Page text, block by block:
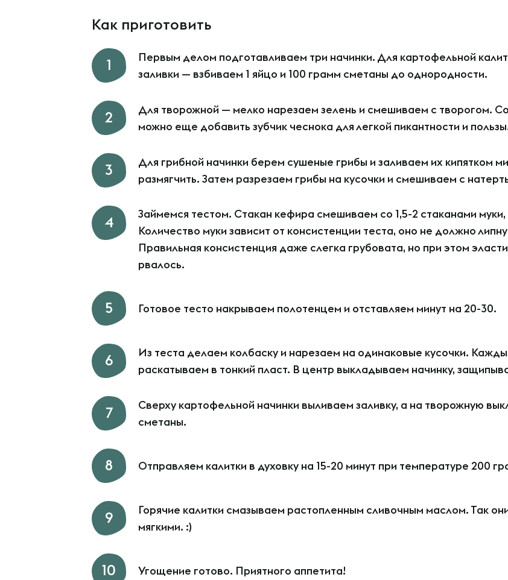
Как приготовить
Первым делом подготавливаем три начинки. Для картофельной
заливки — взбиваем 1 яйцо и 100 грамм сметаны до однородности.
Для творожной — мелко нарезаем зелень и смешиваем с творогом.
можно еще добавить зубчик чеснока для легкой пикантности и
Для грибной начинки берем сушеные грибы и заливаем их кипятком
размягчить. Затем разрезаем грибы на кусочки и смешиваем с
Займемся тестом. Стакан кефира смешиваем со 1,5-2 стаканами муки,
Количество муки зависит от консистенции теста, оно не должно
Правильная консистенция даже слегка грубовата, но при этом
рвалось.
Готовое тесто накрываем полотенцем и отставляем минут на 20-30.
Из теста делаем колбаску и нарезаем на одинаковые кусочки.
раскатываем в тонкий пласт. В центр выкладываем начинку,
Сверху картофельной начинки выливаем заливку, а на творожную
сметаны.
Отправляем калитки в духовку на 15-20 минут при температуре 200
Горячие калитки смазываем растопленным сливочным маслом. Так
мягкими. :)
Угощение готово. Приятного аппетита!